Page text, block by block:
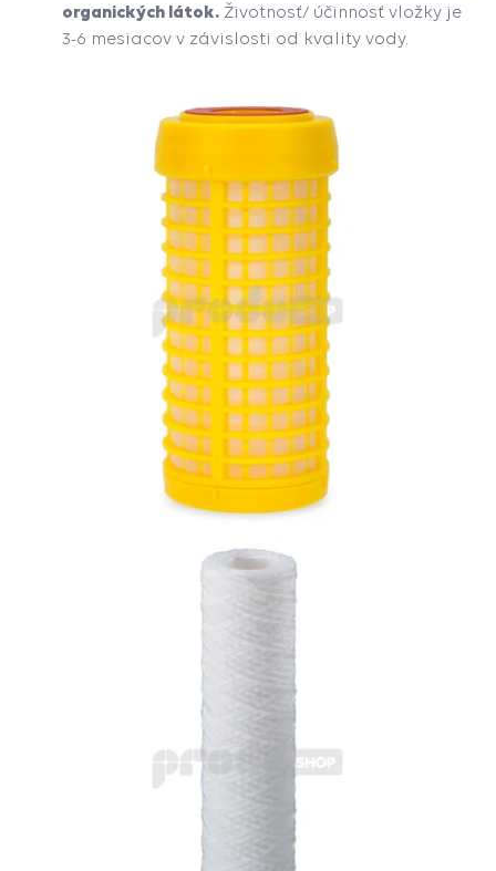
organických látok. Životnosť/ účinnosť vložky je
3-6 mesiacov v závislosti od kvality vody.